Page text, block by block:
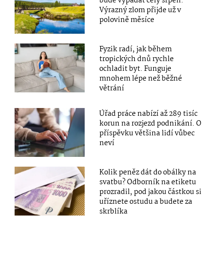
Výrazný zlom přijde už v
polovině měsíce
Fyzik radí, jak během
tropických dnů rychle
ochladit byt. Funguje
mnohem lépe než běžné
větrání
Úřad práce nabízí až 289 tisíc
korun na rozjezd podnikání. O
příspěvku většina lidí vůbec
neví
Kolik peněz dát do obálky na
svatbu? Odborník na etiketu
prozradil, pod jakou částkou si
uříznete ostudu a budete za
skrblíka